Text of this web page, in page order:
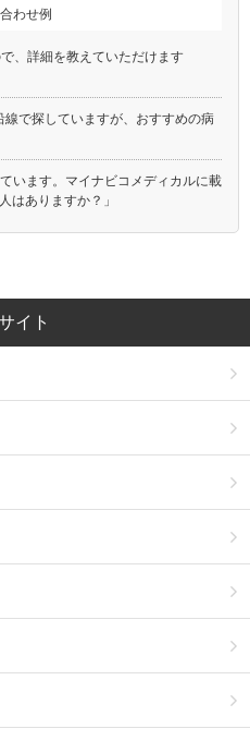
わせ例
、詳細を教えていただけます
線で探していますが、おすすめの病
います。マイナビコメディカルに載
はありますか？」
イト